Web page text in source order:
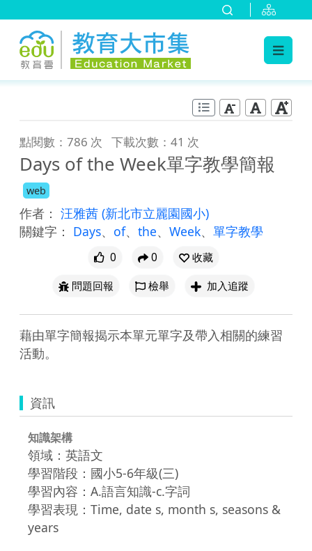
點閱數：786 次 下載次數：41 次
Days of the Week單字教學簡報
web
作者： 汪雅茜 (新北市立麗園國小)
關鍵字： Days、 of、 the、 Week、 單字教學
0 0
收藏
問題回報
檢舉 加入追蹤
藉由單字簡報揭示本單元單字及帶入相關的練習
活動。
資訊
知識架構
領域：英語文
學習階段：國小5-6年級(三)
學習內容：A.語言知識-c.字詞
學習表現：Time, date s, month s, seasons &
years